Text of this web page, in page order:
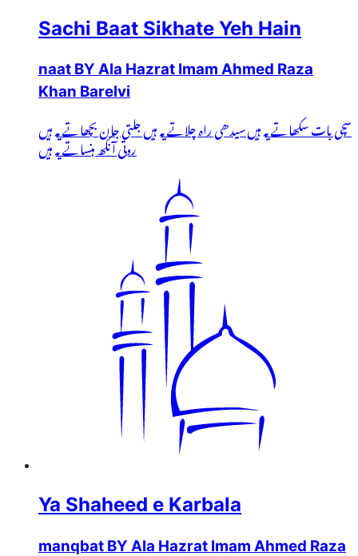
Sachi Baat Sikhate Yeh Hain
naat BY Ala Hazrat Imam Ahmed Raza
Khan Barelvi
سچی بات سکھاتے یہ ہیں سیدھی راہ چلاتے یہ ہیں جلتی جان بچھاتے یہ ہیں
روتی آنکھ ہنساتے یہ ہیں
Ya Shaheed e Karbala
manqbat BY Ala Hazrat Imam Ahmed Raza